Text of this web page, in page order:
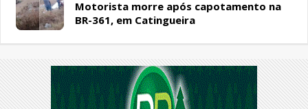
Motorista morre após capotamento na
BR-361, em Catingueira